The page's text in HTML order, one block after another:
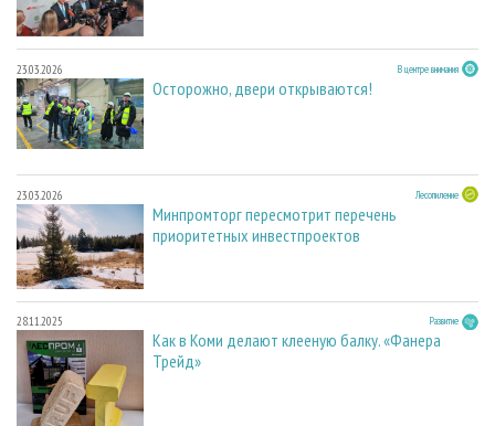
23.03.2026 В центре внимания
Осторожно, двери открываются!
23.03.2026 Лесопиление
Минпромторг пересмотрит перечень
приоритетных инвестпроектов
28.11.2025 Развитие
Как в Коми делают клееную балку. «Фанера
Трейд»